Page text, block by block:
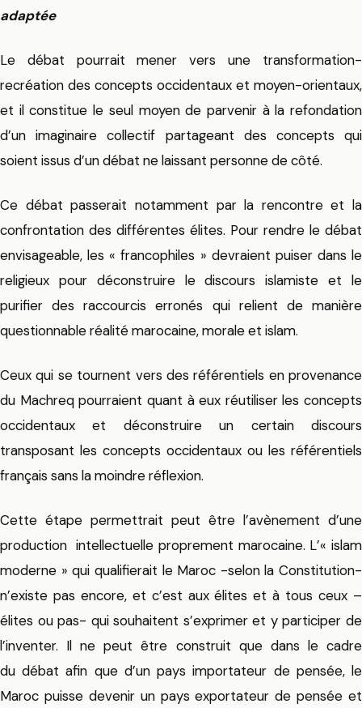
adaptée
Le débat pourrait mener vers une transformation-
recréation des concepts occidentaux et moyen-orientaux,
et il constitue le seul moyen de parvenir à la refondation
d’un imaginaire collectif partageant des concepts qui
soient issus d’un débat ne laissant personne de côté.
Ce débat passerait notamment par la rencontre et la
confrontation des différentes élites. Pour rendre le débat
envisageable, les « francophiles » devraient puiser dans le
religieux pour déconstruire le discours islamiste et le
purifier des raccourcis erronés qui relient de manière
questionnable réalité marocaine, morale et islam.
Ceux qui se tournent vers des référentiels en provenance
du Machreq pourraient quant à eux réutiliser les concepts
occidentaux et déconstruire un certain discours
transposant les concepts occidentaux ou les référentiels
français sans la moindre réflexion.
Cette étape permettrait peut être l’avènement d’une
production intellectuelle proprement marocaine. L’« islam
moderne » qui qualifierait le Maroc -selon la Constitution-
n’existe pas encore, et c’est aux élites et à tous ceux –
élites ou pas- qui souhaitent s’exprimer et y participer de
l’inventer. Il ne peut être construit que dans le cadre
du débat afin que d’un pays importateur de pensée, le
Maroc puisse devenir un pays exportateur de pensée et